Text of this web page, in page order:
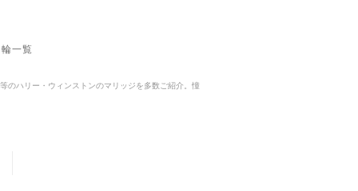
一覧
のハリー・ウィンストンのマリッジを多数ご紹介。憧